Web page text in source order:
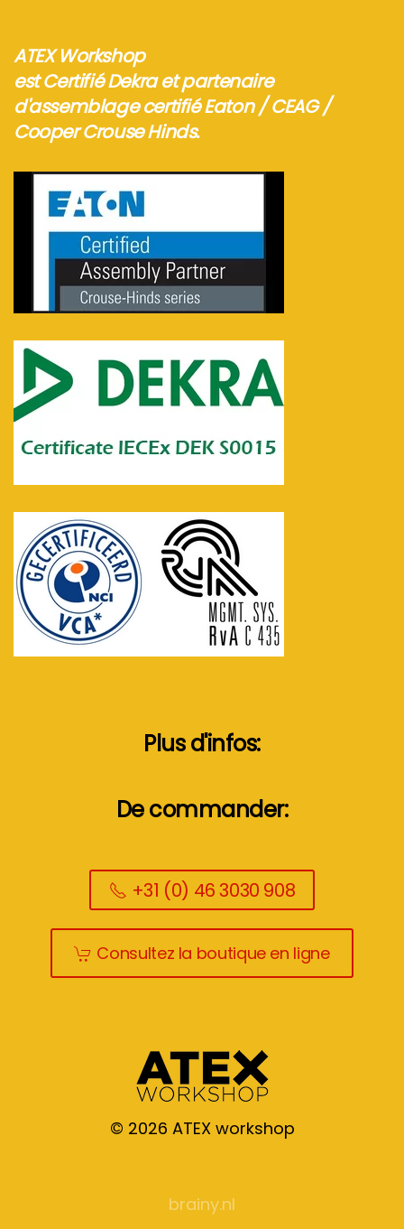
ATEX Workshop
est Certifié Dekra et partenaire
d'assemblage certifié Eaton / CEAG /
Cooper Crouse Hinds.
Plus d'infos:
De commander:
+31 (0) 46 3030 908
Consultez la boutique en ligne
© 2026 ATEX workshop
brainy.nl